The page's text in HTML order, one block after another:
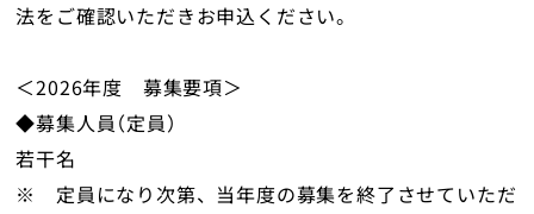
お問い合わせ
寄附について
法をご確認いただきお申込ください。
＜2026年度 募集要項＞
◆募集人員（定員）
若干名
※ 定員になり次第、当年度の募集を終了させていただ